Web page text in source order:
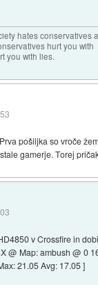
hates conservatives
hurt you with
you with lies.
pošiljka so vroče
gamerje. Torej
v Crossfire in
@ Map: ambush @ 0
21.05 Avg: 17.05 ]